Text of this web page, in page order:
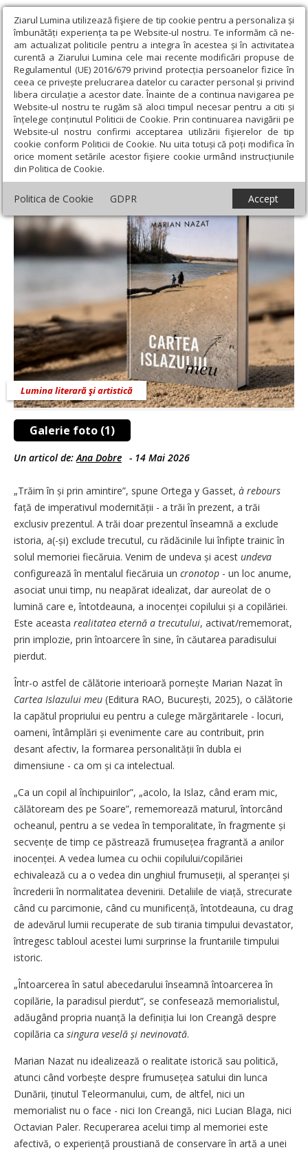
Ziarul Lumina utilizează fişiere de tip cookie pentru a personaliza și
îmbunătăți experiența ta pe Website-ul nostru. Te informăm că ne-
am actualizat politicile pentru a integra în acestea și în activitatea
curentă a Ziarului Lumina cele mai recente modificări propuse de
Regulamentul (UE) 2016/679 privind protecția persoanelor fizice în
ceea ce privește prelucrarea datelor cu caracter personal și privind
libera circulație a acestor date. Înainte de a continua navigarea pe
Website-ul nostru te rugăm să aloci timpul necesar pentru a citi și
înțelege conținutul Politicii de Cookie. Prin continuarea navigării pe
Website-ul nostru confirmi acceptarea utilizării fişierelor de tip
cookie conform Politicii de Cookie. Nu uita totuși că poți modifica în
orice moment setările acestor fişiere cookie urmând instrucțiunile
din Politica de Cookie.
Politica de Cookie GDPR Accept
Ziarul Lumina › Educaţie și Cultură › Lumina literară şi artistică ›
„Cartea Islazului meu”, o proclamație de iubire
„Cartea Islazului meu”, o proclamație de
iubire
Galerie foto (1)
Lumina literară şi artistică
Un articol de: Ana Dobre - 14 Mai 2026
„Trăim în și prin amintire”, spune Ortega y Gasset, à rebours
față de imperativul moder­nității - a trăi în prezent, a trăi
exclusiv prezentul. A trăi doar prezentul înseamnă a exclude
istoria, a(-și) exclude trecutul, cu rădăcinile lui înfipte trainic în
solul memoriei fiecăruia. Venim de undeva și acest undeva
configurează în mentalul fiecăruia un cronotop - un loc anume,
asociat unui timp, nu neapărat idealizat, dar aureolat de o
lumină care e, întotdeauna, a inocenței copilului și a copilăriei.
Este aceasta realitatea eternă a trecutului, activat/rememorat,
prin implozie, prin întoarcere în sine, în căutarea paradisului
pierdut.
Într-o astfel de călătorie interioară pornește Marian Nazat în
Cartea Islazului meu (Editura RAO, București, 2025), o călătorie
la capătul propriului eu pentru a culege mărgăritarele - locuri,
oameni, întâmplări și evenimente care au contribuit, prin
desant afectiv, la formarea personalității în dubla ei
dimensiune - ca om și ca intelectual.
„Ca un copil al închipuirilor”, „acolo, la Islaz, când eram mic,
călătoream des pe Soare”, rememorează maturul, întorcând
ocheanul, pentru a se vedea în temporalitate, în fragmente și
secvențe de timp ce păstrează frumusețea fragrantă a anilor
inocenței. A vedea lumea cu ochii copilului/copilăriei
echivalează cu a o vedea din unghiul frumuseții, al speranței și
încrederii în normalitatea devenirii. Detaliile de viață, strecurate
când cu parcimonie, când cu munificență, întotdeauna, cu drag
de adevărul lumii recuperate de sub tirania timpului devastator,
întregesc tabloul acestei lumi surprinse la fruntariile timpului
istoric.
„Întoarcerea în satul abecedarului înseamnă întoarcerea în
copilărie, la paradisul pierdut”, se confesează memorialistul,
adăugând propria nuanță la definiția lui Ion Creangă despre
copilăria ca singura veselă și nevinovată.
Marian Nazat nu idealizează o realitate istorică sau politică,
atunci când vorbește despre frumusețea satului din lunca
Dunării, ținutul Teleormanului, cum, de altfel, nici un
memorialist nu o face - nici Ion Creangă, nici Lucian Blaga, nici
Octavian Paler. Recuperarea acelui timp al memoriei este
afectivă, o experiență proustiană de conservare în artă a unei